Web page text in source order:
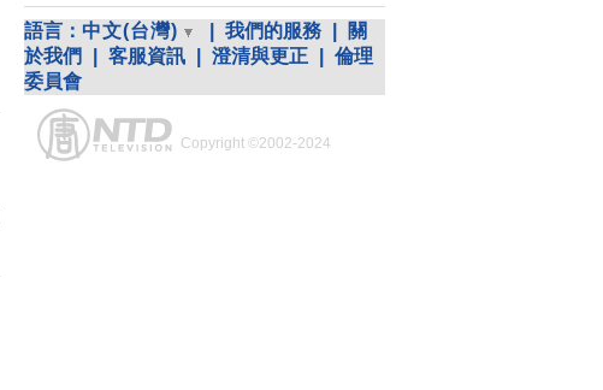
語言： 中文(台灣) 我們的服務
關
於我們
客服資訊 澄清與更正
倫理
委員會
Copyright ©2002-2024